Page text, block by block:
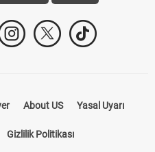
About US Yasal Uyarı
Gizlilik Politikası